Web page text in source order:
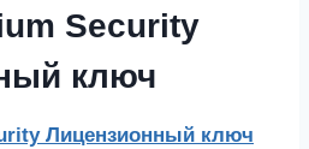
Security
ключ
Лицензионный ключ